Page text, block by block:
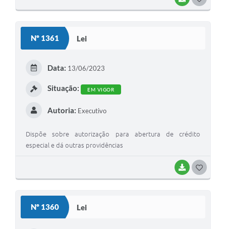
Nº 1361 Lei
BAIXAR
Data: 13/06/2023
Situação: EM VIGOR
Autoria: Executivo
Dispõe sobre autorização para abertura de crédito
especial e dá outras providências
Nº 1360 Lei